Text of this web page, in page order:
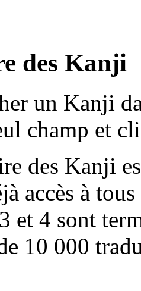
des Kanji
un Kanji
champ et
des Kanji
accès à
et 4 sont
10 000